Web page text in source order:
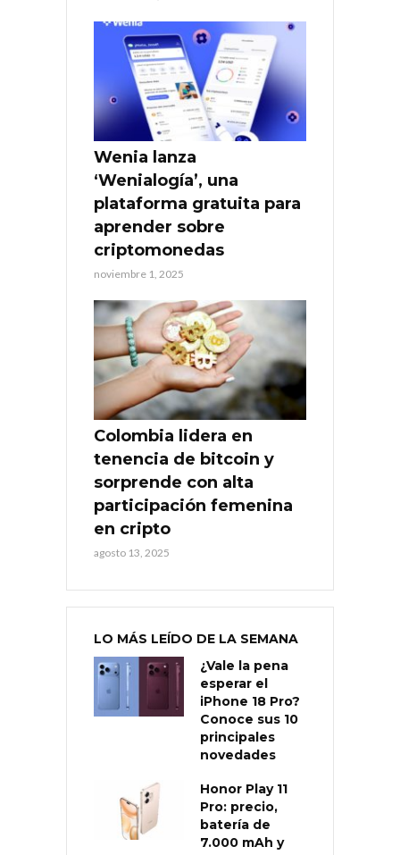
Wenia lanza
‘Wenialogía’, una
plataforma gratuita para
aprender sobre
criptomonedas
noviembre 1, 2025
Colombia lidera en
tenencia de bitcoin y
sorprende con alta
participación femenina
en cripto
agosto 13, 2025
LO MÁS LEÍDO DE LA SEMANA
¿Vale la pena
esperar el
iPhone 18 Pro?
Conoce sus 10
principales
novedades
Honor Play 11
Pro: precio,
batería de
7.000 mAh y